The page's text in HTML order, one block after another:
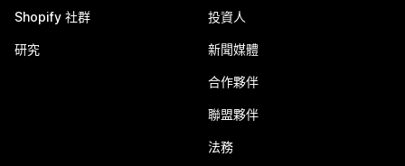
Shopify 社群
研究
投資人
新聞媒體
合作夥伴
聯盟夥伴
法務